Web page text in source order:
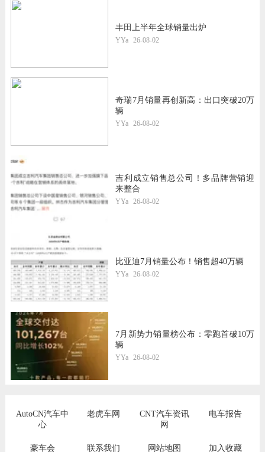
丰田上半年全球销量出炉
YYa 26-08-02
奇瑞7月销量再创新高：出口突破20万
辆
YYa 26-08-02
吉利成立销售总公司！多品牌营销迎
来整合
YYa 26-08-02
比亚迪7月销量公布！销售超40万辆
YYa 26-08-02
7月新势力销量榜公布：零跑首破10万
辆
YYa 26-08-02
AutoCN汽车中
心
老虎车网
CNT汽车资讯
网
电车报告
豪车会 联系我们 网站地图 加入收藏